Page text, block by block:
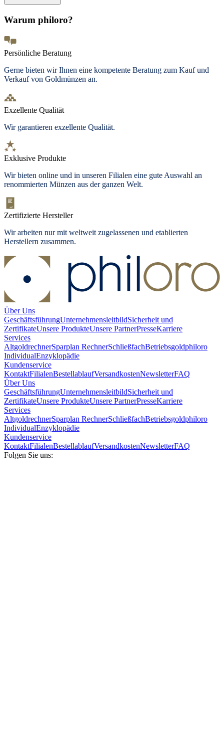
Warum philoro?
Persönliche Beratung
Gerne bieten wir Ihnen eine kompetente Beratung zum Kauf und
Verkauf von Goldmünzen an.
Exzellente Qualität
Wir garantieren exzellente Qualität.
Exklusive Produkte
Wir bieten online und in unseren Filialen eine gute Auswahl an
renommierten Münzen aus der ganzen Welt.
Zertifizierte Hersteller
Wir arbeiten nur mit weltweit zugelassenen und etablierten
Herstellern zusammen.
Über Uns
GeschäftsführungUnternehmensleitbildSicherheit und
ZertifikateUnsere ProdukteUnsere PartnerPresseKarriere
Services
AltgoldrechnerSparplan RechnerSchließfachBetriebsgoldphiloro
IndividualEnzyklopädie
Kundenservice
KontaktFilialenBestellablaufVersandkostenNewsletterFAQ
Über Uns
GeschäftsführungUnternehmensleitbildSicherheit und
ZertifikateUnsere ProdukteUnsere PartnerPresseKarriere
Services
AltgoldrechnerSparplan RechnerSchließfachBetriebsgoldphiloro
IndividualEnzyklopädie
Kundenservice
KontaktFilialenBestellablaufVersandkostenNewsletterFAQ
Folgen Sie uns: